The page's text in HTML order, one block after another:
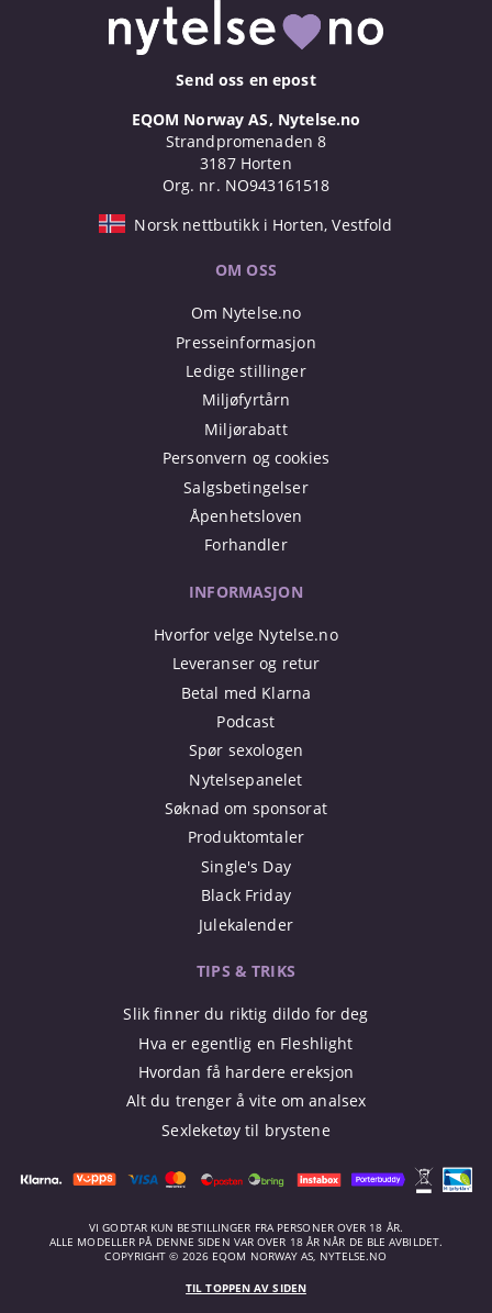
Send oss en epost
EQOM Norway AS, Nytelse.no
Strandpromenaden 8
3187 Horten
Org. nr. NO943161518
Norsk nettbutikk i Horten, Vestfold
OM OSS
Om Nytelse.no
Presseinformasjon
Ledige stillinger
Miljøfyrtårn
Miljørabatt
Personvern og cookies
Salgsbetingelser
Åpenhetsloven
Forhandler
INFORMASJON
Hvorfor velge Nytelse.no
Leveranser og retur
Betal med Klarna
Podcast
Spør sexologen
Nytelsepanelet
Søknad om sponsorat
Produktomtaler
Single's Day
Black Friday
Julekalender
TIPS & TRIKS
Slik finner du riktig dildo for deg
Hva er egentlig en Fleshlight
Hvordan få hardere ereksjon
Alt du trenger å vite om analsex
Sexleketøy til brystene
VI GODTAR KUN BESTILLINGER FRA PERSONER OVER 18 ÅR.
ALLE MODELLER PÅ DENNE SIDEN VAR OVER 18 ÅR NÅR DE BLE AVBILDET.
COPYRIGHT © 2026 EQOM NORWAY AS, NYTELSE.NO
TIL TOPPEN AV SIDEN